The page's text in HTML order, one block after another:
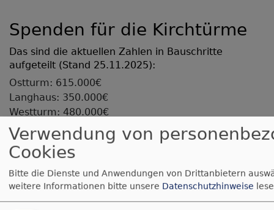
Spenden für die Kirchtürme
Das sind die aktuellen Zahlen in Bauschritte
aufgeteilt (Stand 25.11.2025):
Ostturm: 615.000€
Langhaus: 350.000€
Westturm: 480.000€
Ziel: 1.500.000€
Spenden Sie mit:
Konto: Ev.Luth.Pfarramt Nemmersdf.
Verwendung von
Cookies
Bitte die Dienste und Anwendungen von Drittanbietern
weitere Informationen bitte unsere Datenschutzhinweise